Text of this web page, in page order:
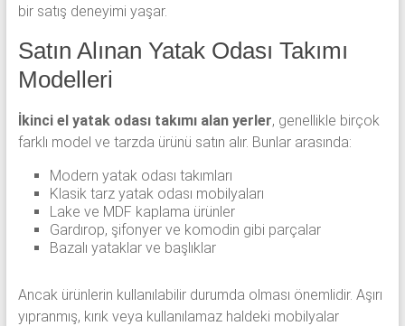
bir satış deneyimi yaşar.
Satın Alınan Yatak Odası Takımı
Modelleri
İkinci el yatak odası takımı alan yerler, genellikle birçok
farklı model ve tarzda ürünü satın alır. Bunlar arasında:
Modern yatak odası takımları
Klasik tarz yatak odası mobilyaları
Lake ve MDF kaplama ürünler
Gardırop, şifonyer ve komodin gibi parçalar
Bazalı yataklar ve başlıklar
Ancak ürünlerin kullanılabilir durumda olması önemlidir. Aşırı
yıpranmış, kırık veya kullanılamaz haldeki mobilyalar